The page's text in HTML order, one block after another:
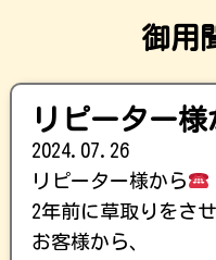
御用
リピーター様
2024.07.26
リピーター様から
2年前に草取りをさ
お客様から、